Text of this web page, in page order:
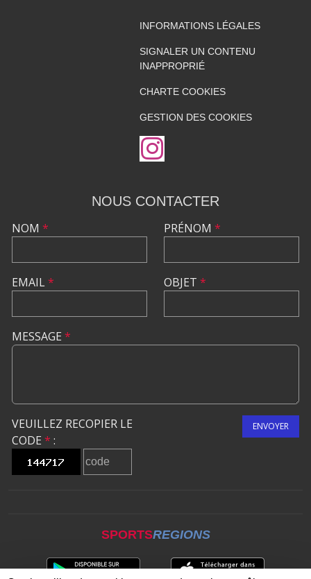
INFORMATIONS LÉGALES
SIGNALER UN CONTENU
INAPPROPRIÉ
CHARTE COOKIES
GESTION DES COOKIES
NOUS CONTACTER
NOM *
EMAIL*
PRÉNOM *
OBJET *
MESSAGE *
VEUILLEZ RECOPIER LE
CODE * :
ENVOYER
SPORTSREGIONS